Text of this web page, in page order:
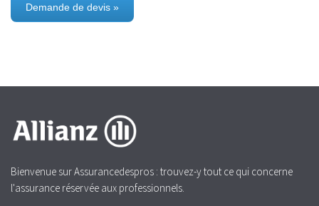
Demande de devis »
Bienvenue sur Assurancedespros : trouvez-y tout ce qui concerne
l'assurance réservée aux professionnels.